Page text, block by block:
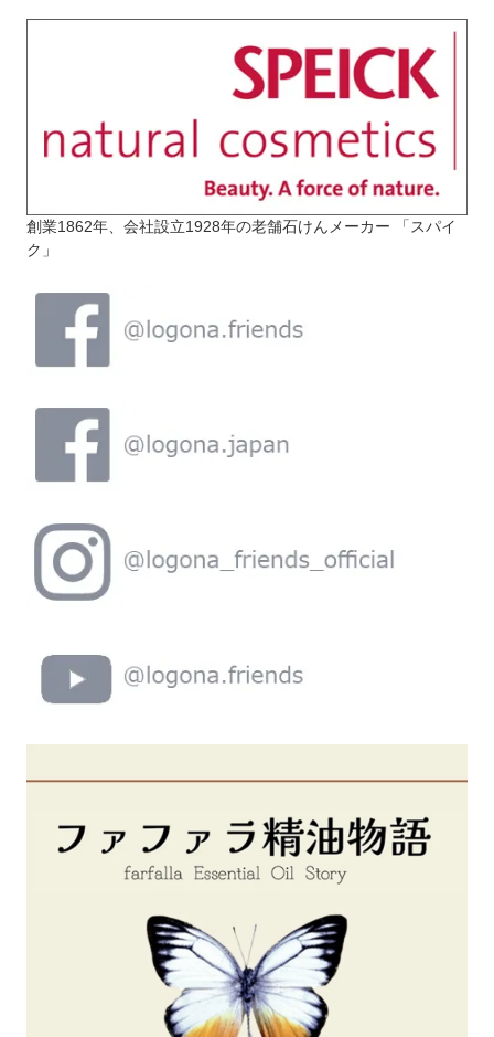
創業1862年、会社設立1928年の老舗石けんメーカー 「スパイ
ク」